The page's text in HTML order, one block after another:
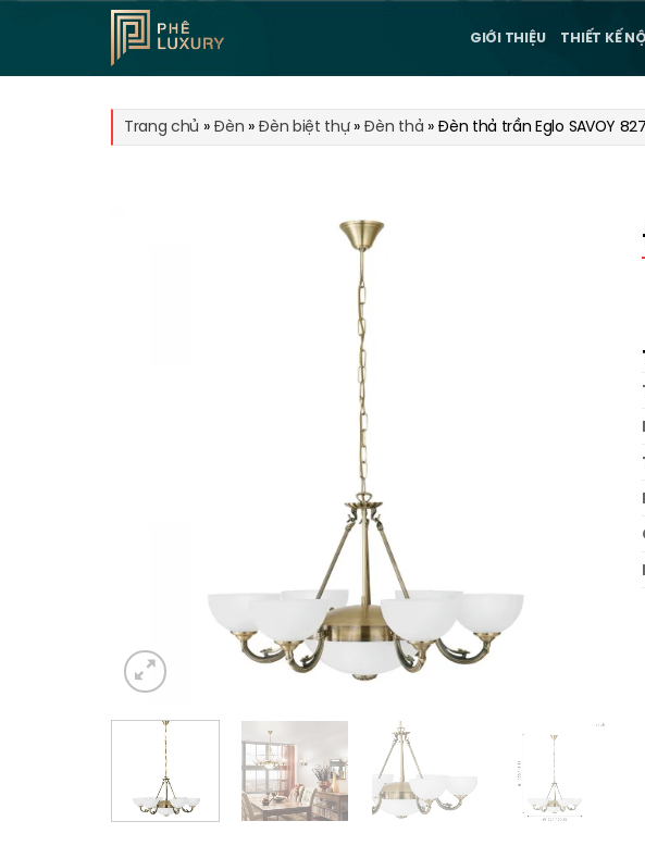
GIỚI THIỆU THIẾT KẾ
Trang chủ »Đèn »Đèn biệt thự»Đèn thả »Đèn thả trần Eglo SAVOY